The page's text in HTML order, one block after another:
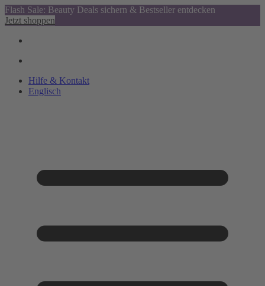
Flash Sale: Beauty Deals sichern & Bestseller entdecken
Jetzt shoppen
Hilfe & Kontakt
Englisch